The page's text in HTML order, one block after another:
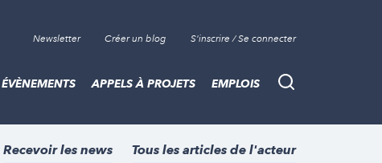
Newsletter Créer un blog S'inscrire / Se connecter
Recherche
ÉVÈNEMENTS APPELS À PROJETS EMPLOIS
Recevoir les news Tous les articles de l'acteur